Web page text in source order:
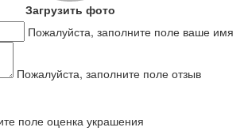
Загрузить фото
Пожалуйста, заполните поле ваше имя
Пожалуйста, заполните поле отзыв
поле оценка украшения